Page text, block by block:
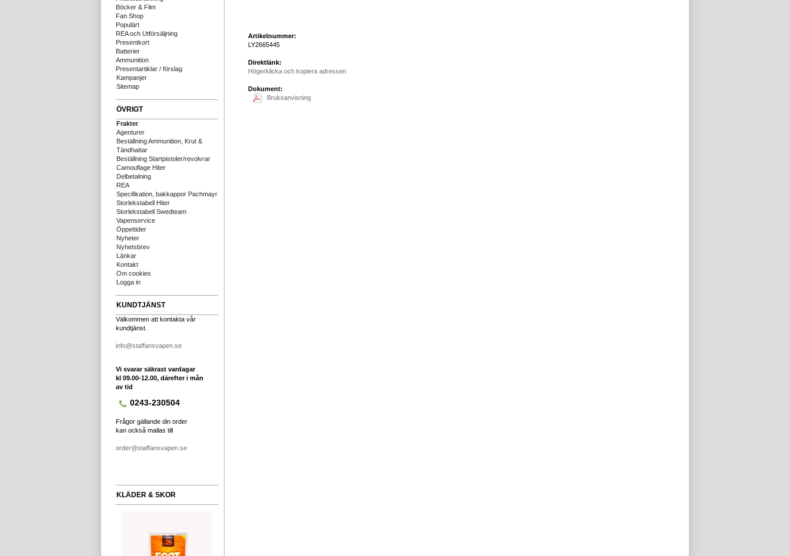
Böcker & Film
Fan Shop
Populärt
REA och Utförsäljning
Presentkort
Batterier
Ammunition
Presentartiklar / förslag
Kampanjer
Sitemap
ÖVRIGT
Frakter
Agenturer
Beställning Ammunition, Krut &
Tändhattar
Beställning Startpistoler/revolvrar
Camouflage Hiter
Delbetalning
REA
Specifikation, bakkappor Pachmayr
Storlekstabell Hiter
Storlekstabell Swedteam
Vapenservice
Öppettider
Nyheter
Nyhetsbrev
Länkar
Kontakt
Om cookies
Logga in
KUNDTJÄNST
Välkommen att kontakta vår
kundtjänst.
info@staffansvapen.se
Vi svarar säkrast vardagar
kl 09.00-12.00, därefter i mån
av tid
0243-230504
Frågor gällande din order
kan också mailas till
order@staffansvapen.se
KLÄDER & SKOR
Artikelnummer:
LY2665445
Direktlänk:
Högerklicka och kopiera adressen
Dokument:
Bruksanvisning